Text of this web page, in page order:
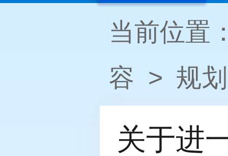
当前位置
容 > 规
关于进